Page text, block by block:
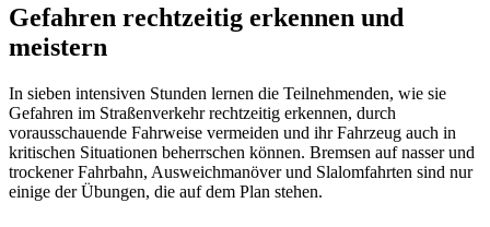
Gefahren rechtzeitig erkennen und
meistern
In sieben intensiven Stunden lernen die Teilnehmenden, wie sie
Gefahren im Straßenverkehr rechtzeitig erkennen, durch
vorausschauende Fahrweise vermeiden und ihr Fahrzeug auch in
kritischen Situationen beherrschen können. Bremsen auf nasser und
trockener Fahrbahn, Ausweichmanöver und Slalomfahrten sind nur
einige der Übungen, die auf dem Plan stehen.